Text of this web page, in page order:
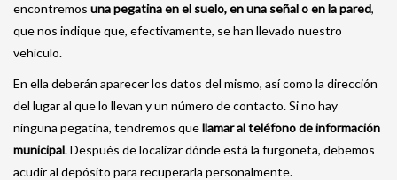
encontremos una pegatina en el suelo, en una señal o en la pared,
que nos indique que, efectivamente, se han llevado nuestro
vehículo.
En ella deberán aparecer los datos del mismo, así como la dirección
del lugar al que lo llevan y un número de contacto. Si no hay
ninguna pegatina, tendremos quellamar al teléfono de información
municipal. Después de localizar dónde está la furgoneta, debemos
acudir al depósito para recuperarla personalmente.